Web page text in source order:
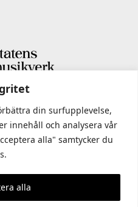
din surfupplevelse,
innehåll och analysera vår
alla" samtycker du
alla
INGÅR